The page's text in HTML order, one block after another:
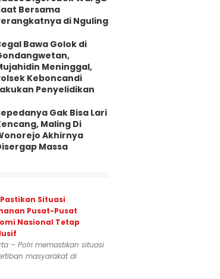
Bersama
di Nguling
Bawa Golok di
Meninggal,
Keboncandi
Penyelidikan
Gak Bisa Lari
Maling Di
Akhirnya
Massa
Situasi
Pusat-Pusat
Nasional Tetap
– Polri memastikan situasi
masyarakat di